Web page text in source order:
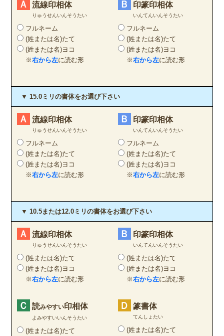
Ａ 流線印相体
りゅうせんいんそうたい
フルネーム
(姓または名)たて
(姓または名)ヨコ
※右から左に読む形
Ｂ 印篆印相体
いんてんいんそうたい
フルネーム
(姓または名)たて
(姓または名)ヨコ
※右から左に読む形
▼ 15.0ミリの書体をお選び下さい
Ａ 流線印相体
りゅうせんいんそうたい
フルネーム
(姓または名)たて
(姓または名)ヨコ
※右から左に読む形
Ｂ 印篆印相体
いんてんいんそうたい
フルネーム
(姓または名)たて
(姓または名)ヨコ
※右から左に読む形
▼ 10.5または12.0ミリの書体をお選び下さい
Ａ 流線印相体
りゅうせんいんそうたい
(姓または名)たて
(姓または名)ヨコ
※右から左に読む形
Ｃ 読みやすい印相体
よみやすいいんそうたい
(姓または名)たて
Ｂ 印篆印相体
いんてんいんそうたい
(姓または名)たて
(姓または名)ヨコ
※右から左に読む形
Ｄ 篆書体
てんしょたい
(姓または名)たて